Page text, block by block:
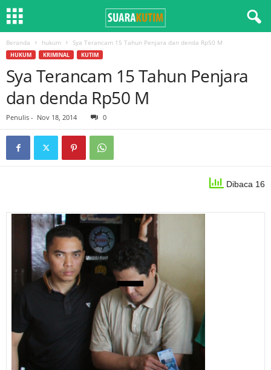
Beranda hukum Sya Terancam 15 Tahun Penjara dan denda Rp50 M
HUKUM KRIMINAL KUTIM
Sya Terancam 15 Tahun Penjara
dan denda Rp50 M
Penulis - Nov 18, 2014 0
Dibaca 16